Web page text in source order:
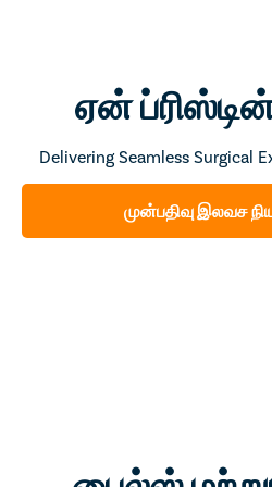
ஏன்
Delivering Seamless Surgical
முன்பதிவு இலவச